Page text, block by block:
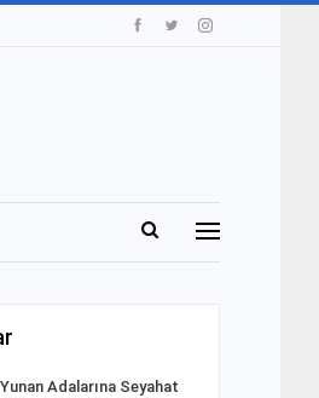
Yunan Adalarına Seyahat